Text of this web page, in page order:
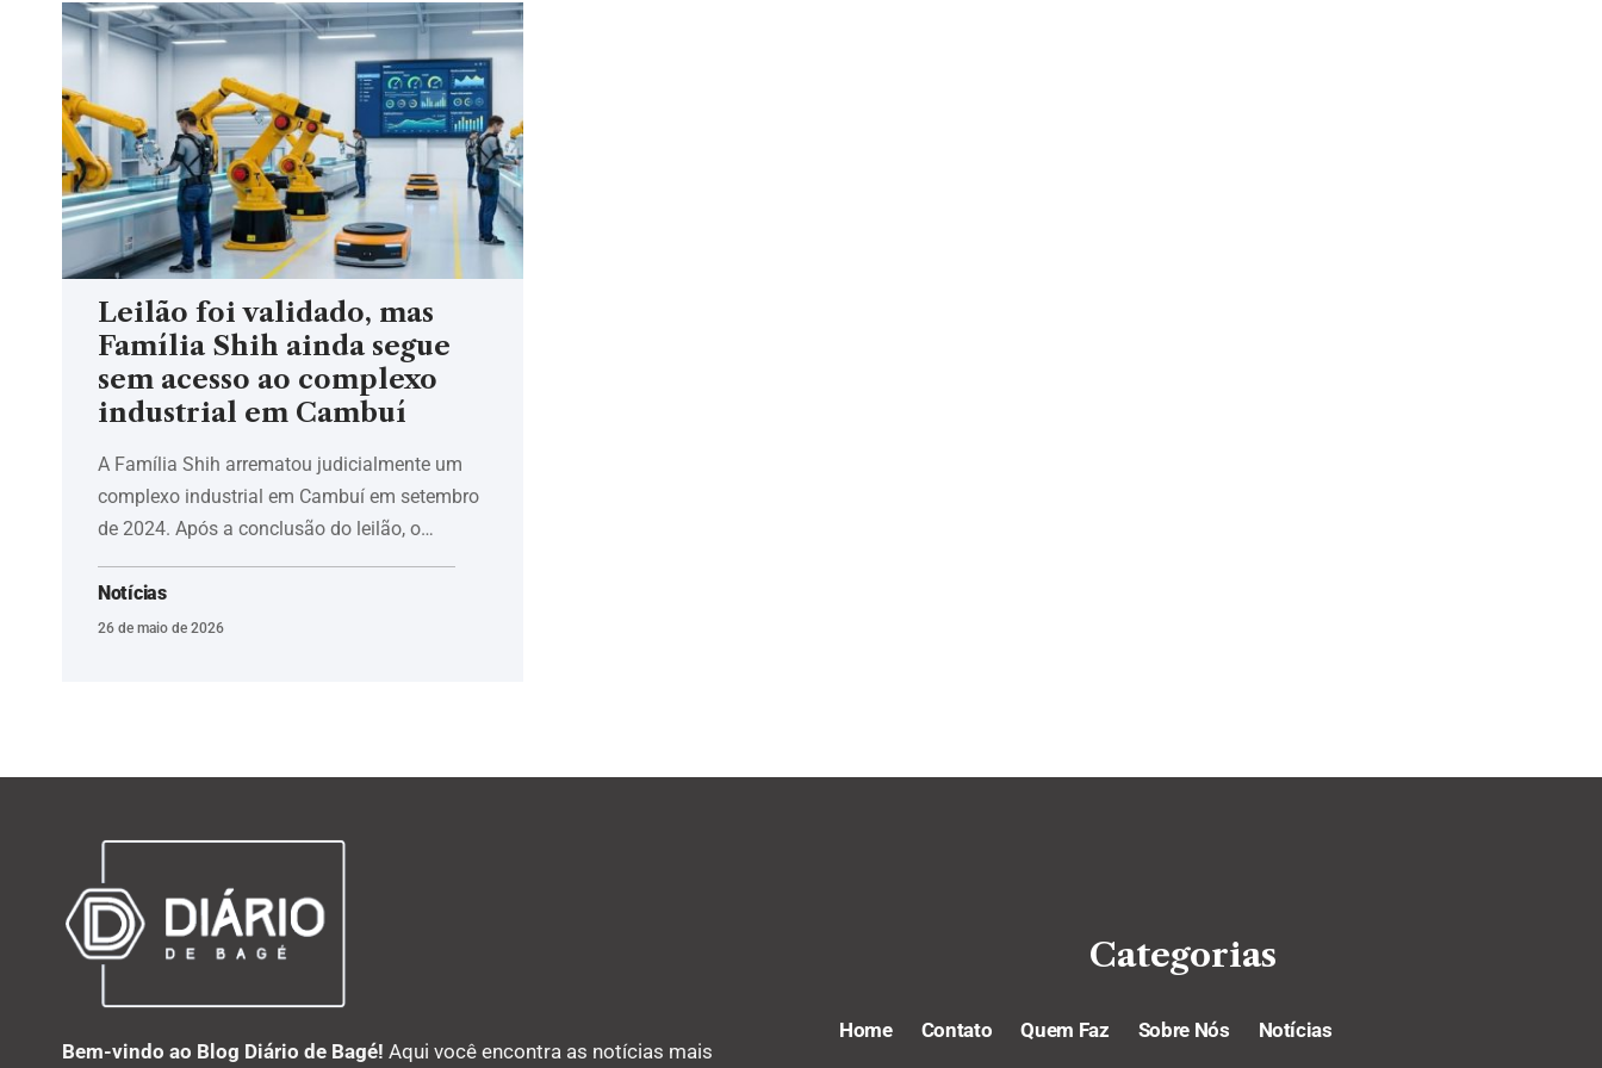
Leilão foi validado, mas
Família Shih ainda segue
sem acesso ao complexo
industrial em Cambuí
A Família Shih arrematou judicialmente um
complexo industrial em Cambuí em setembro
de 2024. Após a conclusão do leilão, o…
Notícias
26 de maio de 2026
Bem-vindo ao Blog Diário de Bagé! Aqui você encontra as notícias mais
Categorias
Home Contato Quem Faz Sobre Nós Notícias